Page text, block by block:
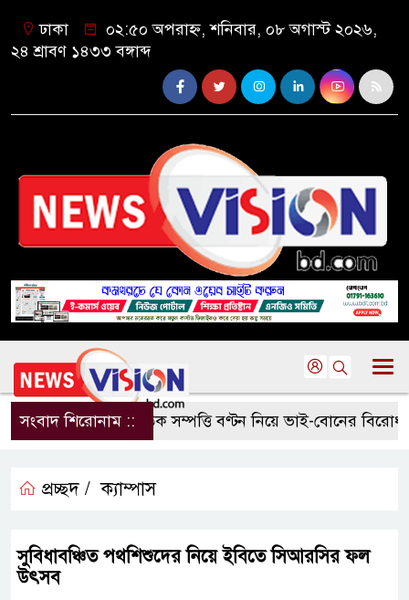
ঢাকা
০২:৫০ অপরাহ্ন, শনিবার, ০৮ অগাস্ট ২০২৬,
২৪ শ্রাবণ ১৪৩৩ বঙ্গাব্দ
সংবাদ শিরোনাম ::পৈতৃক সম্পত্তি বণ্টন নিয়ে ভাই-বোনের বিরোধ,
প্রচ্ছদ / ক্যাম্পাস
সুবিধাবঞ্চিত পথশিশুদের নিয়ে ইবিতে সিআরসির ফল
উৎসব